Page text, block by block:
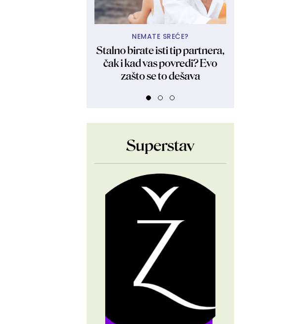
NEMATE SREĆE?
Stalno birate isti tip partnera,
čak i kad vas povredi? Evo
zašto se to dešava
Superstav